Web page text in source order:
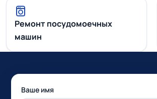
Ремонт посудомоечных
машин
Ваше имя